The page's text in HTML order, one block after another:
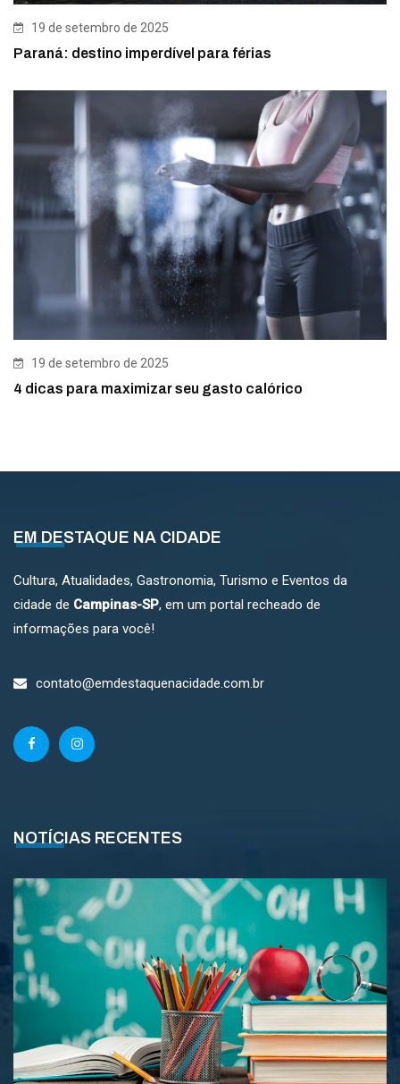
19 de setembro de 2025
Paraná: destino imperdível para férias
19 de setembro de 2025
4 dicas para maximizar seu gasto calórico
EM DESTAQUE NA CIDADE
Cultura, Atualidades, Gastronomia, Turismo e Eventos da
cidade de Campinas-SP, em um portal recheado de
informações para você!
contato@emdestaquenacidade.com.br
NOTÍCIAS RECENTES